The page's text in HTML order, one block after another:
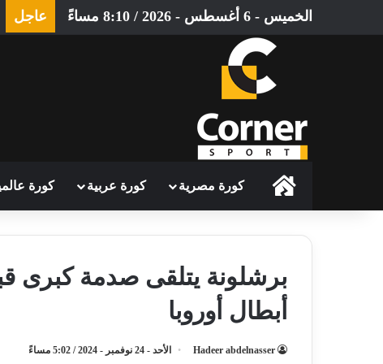
الخميس - 6 أغسطس - 2026 / 8:10 مساءً عاجل
الرئيسيةكورة مصرية كورة عربية كورة
برشلونة يتلقى صدمة كبرى
أبطال أوروبا
Hadeer abdelnasser الأحد - 24 نوفمبر - 2024 / 5:02 مساءً